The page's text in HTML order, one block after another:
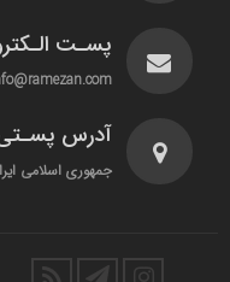
پسـت
آدرس
جمهوری اسلامی